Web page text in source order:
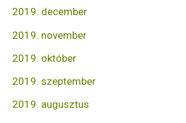
2019. december
2019. november
2019. október
2019. szeptember
2019. augusztus